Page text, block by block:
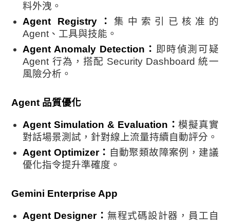
料外洩。
Agent Registry：集中索引已核准的
Agent、工具與技能。
Agent Anomaly Detection： 即時偵測可疑
Agent 行為，搭配 Security Dashboard 統一
風險分析。
Agent 品質優化
Agent Simulation & Evaluation：模擬真實
對話場景測試，針對線上流量持續自動評分。
Agent Optimizer： 自動聚類故障案例，建議
優化指令提升準確度。
Gemini Enterprise App
Agent Designer： 無程式碼設計器，員工自